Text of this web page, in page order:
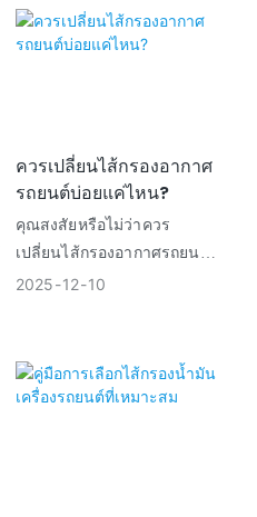
ละเอียดเกี่ยวกับไส้กรอง
อากาศ 7 ประเภท และวิธีการ
ควรเปลี่ยนไส้กรองอากาศ
รถยนต์บ่อยแค่ไหน?
คุณสงสัยหรือไม่ว่าควร
เปลี่ยนไส้กรองอากาศรถยนต์
บ่อยแค่ไหน? นี่คือคู่มือโดย
เปลี่ยนไส้กรองอากาศ
2025 12 10